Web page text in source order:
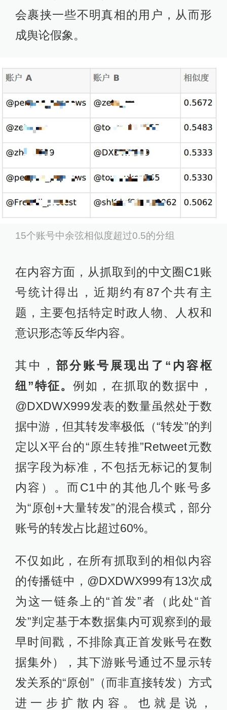
会裹挟一些不明真相的用户，从而形
成舆论假象。
15个账号中余弦相似度超过0.5的分组
在内容方面，从抓取到的中文圈C1账
号统计得出，近期约有87个共有主
题，主要包括特定时政人物、人权和
意识形态等反华内容。
其中， 部分账号展现出了“内容枢
纽”特征。例如，在抓取的数据中，
@DXDWX999发表的数量虽然处于数
据中游，但其转发率极低（“转发”的判
定以X平台的“原生转推”Retweet元数
据字段为标准，不包括无标记的复制
内容）。而C1中的其他几个账号多
为“原创+大量转发”的混合模式，部分
账号的转发占比超过60%。
不仅如此，在所有抓取到的相似内容
的传播链中，@DXDWX999有13次成
为这一链条上的“首发”者（此处“首
发”判定基于本数据集内可观察到的最
早时间戳，不排除真正首发账号在数
据集外），其下游账号通过不显示转
发关系的“原创”（而非直接转发）方式
进一步扩散内容。也就是说，